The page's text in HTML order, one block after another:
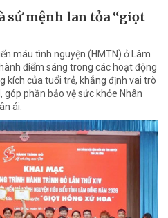
sứ mệnh lan tỏa “giọt
máu tình nguyện (HMTN) ở Lâm
điểm sáng trong các hoạt động
kích của tuổi trẻ, khẳng định vai trò
phần bảo vệ sức khỏe Nhân
ái.